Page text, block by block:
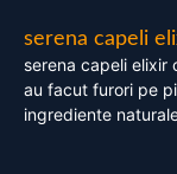
serena capeli
serena capeli elixir
au facut furori pe
ingrediente